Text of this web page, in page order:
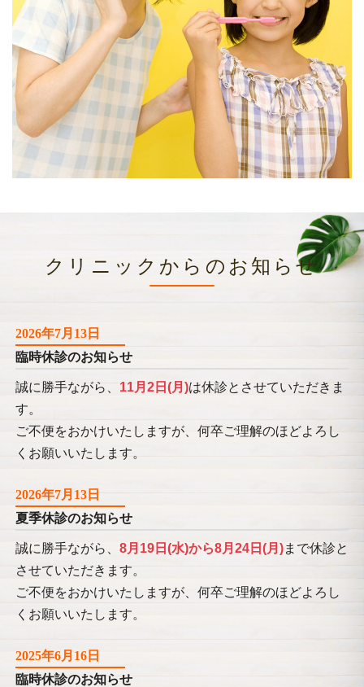
クリニックからのお知らせ
2026年7月13日
臨時休診のお知らせ
誠に勝手ながら、 11月2日(月)は休診とさせていただきま
す。
ご不便をおかけいたしますが、何卒ご理解のほどよろし
くお願いいたします。
2026年7月13日
夏季休診のお知らせ
誠に勝手ながら、 8月19日(水)から8月24日(月)まで休診と
させていただきます。
ご不便をおかけいたしますが、何卒ご理解のほどよろし
くお願いいたします。
2025年6月16日
臨時休診のお知らせ